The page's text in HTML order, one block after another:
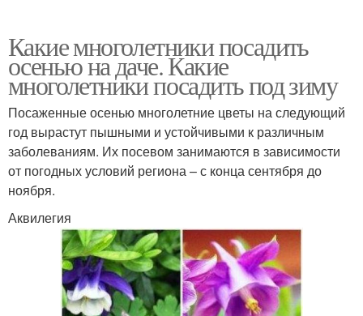
Какие многолетники посадить
осенью на даче. Какие
многолетники посадить под зиму
Посаженные осенью многолетние цветы на следующий
год вырастут пышными и устойчивыми к различным
заболеваниям. Их посевом занимаются в зависимости
от погодных условий региона – с конца сентября до
ноября.
Аквилегия